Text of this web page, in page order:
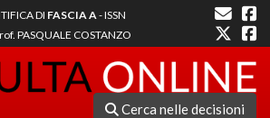
DI FASCIA A- ISSN
PASQUALE COSTANZO
Cerca nelle decisioni